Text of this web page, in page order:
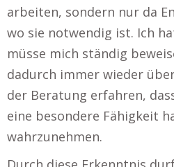
arbeiten, sondern nur da
wo sie notwendig ist. Ich
müsse mich ständig
dadurch immer wieder
der Beratung erfahren,
eine besondere Fähigkeit
wahrzunehmen.